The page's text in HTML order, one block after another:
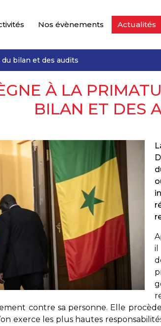
Nos évènements Actualités
du bilan et des audits
À LA
BILAN ET DES
contre sa personne. Elle
exerce les plus hautes